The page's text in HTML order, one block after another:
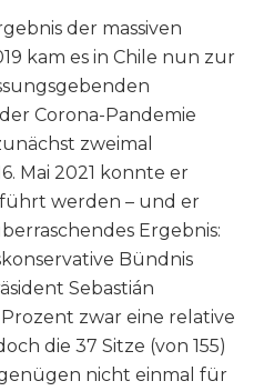
der massiven
kam es in Chile nun zur
Corona-Pandemie
zweimal
Mai 2021 konnte er
werden – und er
Ergebnis:
Bündnis
Sebastián
zwar eine relative
die 37 Sitze (von 155)
nicht einmal für